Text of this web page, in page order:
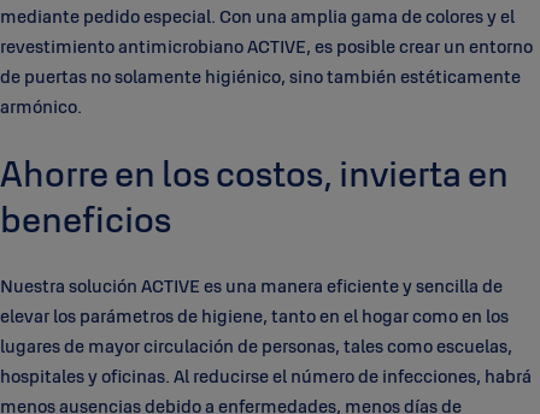
mediante pedido especial. Con una amplia gama de colores y el
revestimiento antimicrobiano ACTIVE, es posible crear un entorno
de puertas no solamente higiénico, sino también estéticamente
armónico.
Ahorre en los costos, invierta en
beneficios
Nuestra solución ACTIVE es una manera eficiente y sencilla de
elevar los parámetros de higiene, tanto en el hogar como en los
lugares de mayor circulación de personas, tales como escuelas,
hospitales y oficinas. Al reducirse el número de infecciones, habrá
menos ausencias debido a enfermedades, menos días de